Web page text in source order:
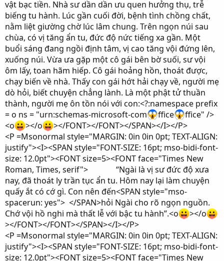
vật bạc tiền. Nhà sư dần dần ưu quen hưởng thụ, trễ
biếng tu hành. Lúc gần cuối đời, bệnh tình chồng chất,
nằm liệt giường chờ lúc lâm chung. Trên ngọn núi sau
chùa, có vị tăng ẩn tu, đức độ nức tiếng xa gần. Một
buổi sáng đang ngồi định tâm, vị cao tăng vội đứng lên,
xuống núi. Vừa ưa gặp một cô gái bên bờ suối, sư vội
ôm lấy, toan hãm hiếp. Cô gái hoảng hồn, thoát được,
chạy biến về nhà. Thấy con gái hớt hải chạy về, người mẹ
dò hỏi, biết chuyện chẳng lành. Là một phật tử thuần
thành, người mẹ ôn tồn nói với con:<?:namespace prefix
= o ns = "urn:schemas-microsoft-com
ffice
ffice" />
<o
></o
></FONT></FONT></SPAN></I></P>
<P =Msonormal style="MARGIN: 0in 0in 0pt; TEXT-ALIGN:
justify"><I><SPAN style="FONT-SIZE: 16pt; mso-bidi-font-
size: 12.0pt"><FONT size=5><FONT face="Times New
Roman, Times, serif"> “Ngài là vị sư đức độ xưa
nay, đã thoát ly trần tục ẩn tu. Hôm nay lại làm chuyện
quấy ắt có cớ gì. Con nên đến<SPAN style="mso-
spacerun: yes"> </SPAN>hỏi Ngài cho rõ ngọn nguồn.
Chớ vội hồ nghi mà thất lễ với bậc tu hành”.<o
></o
></FONT></FONT></SPAN></I></P>
<P =Msonormal style="MARGIN: 0in 0in 0pt; TEXT-ALIGN:
justify"><I><SPAN style="FONT-SIZE: 16pt; mso-bidi-font-
size: 12.0pt"><FONT size=5><FONT face="Times New